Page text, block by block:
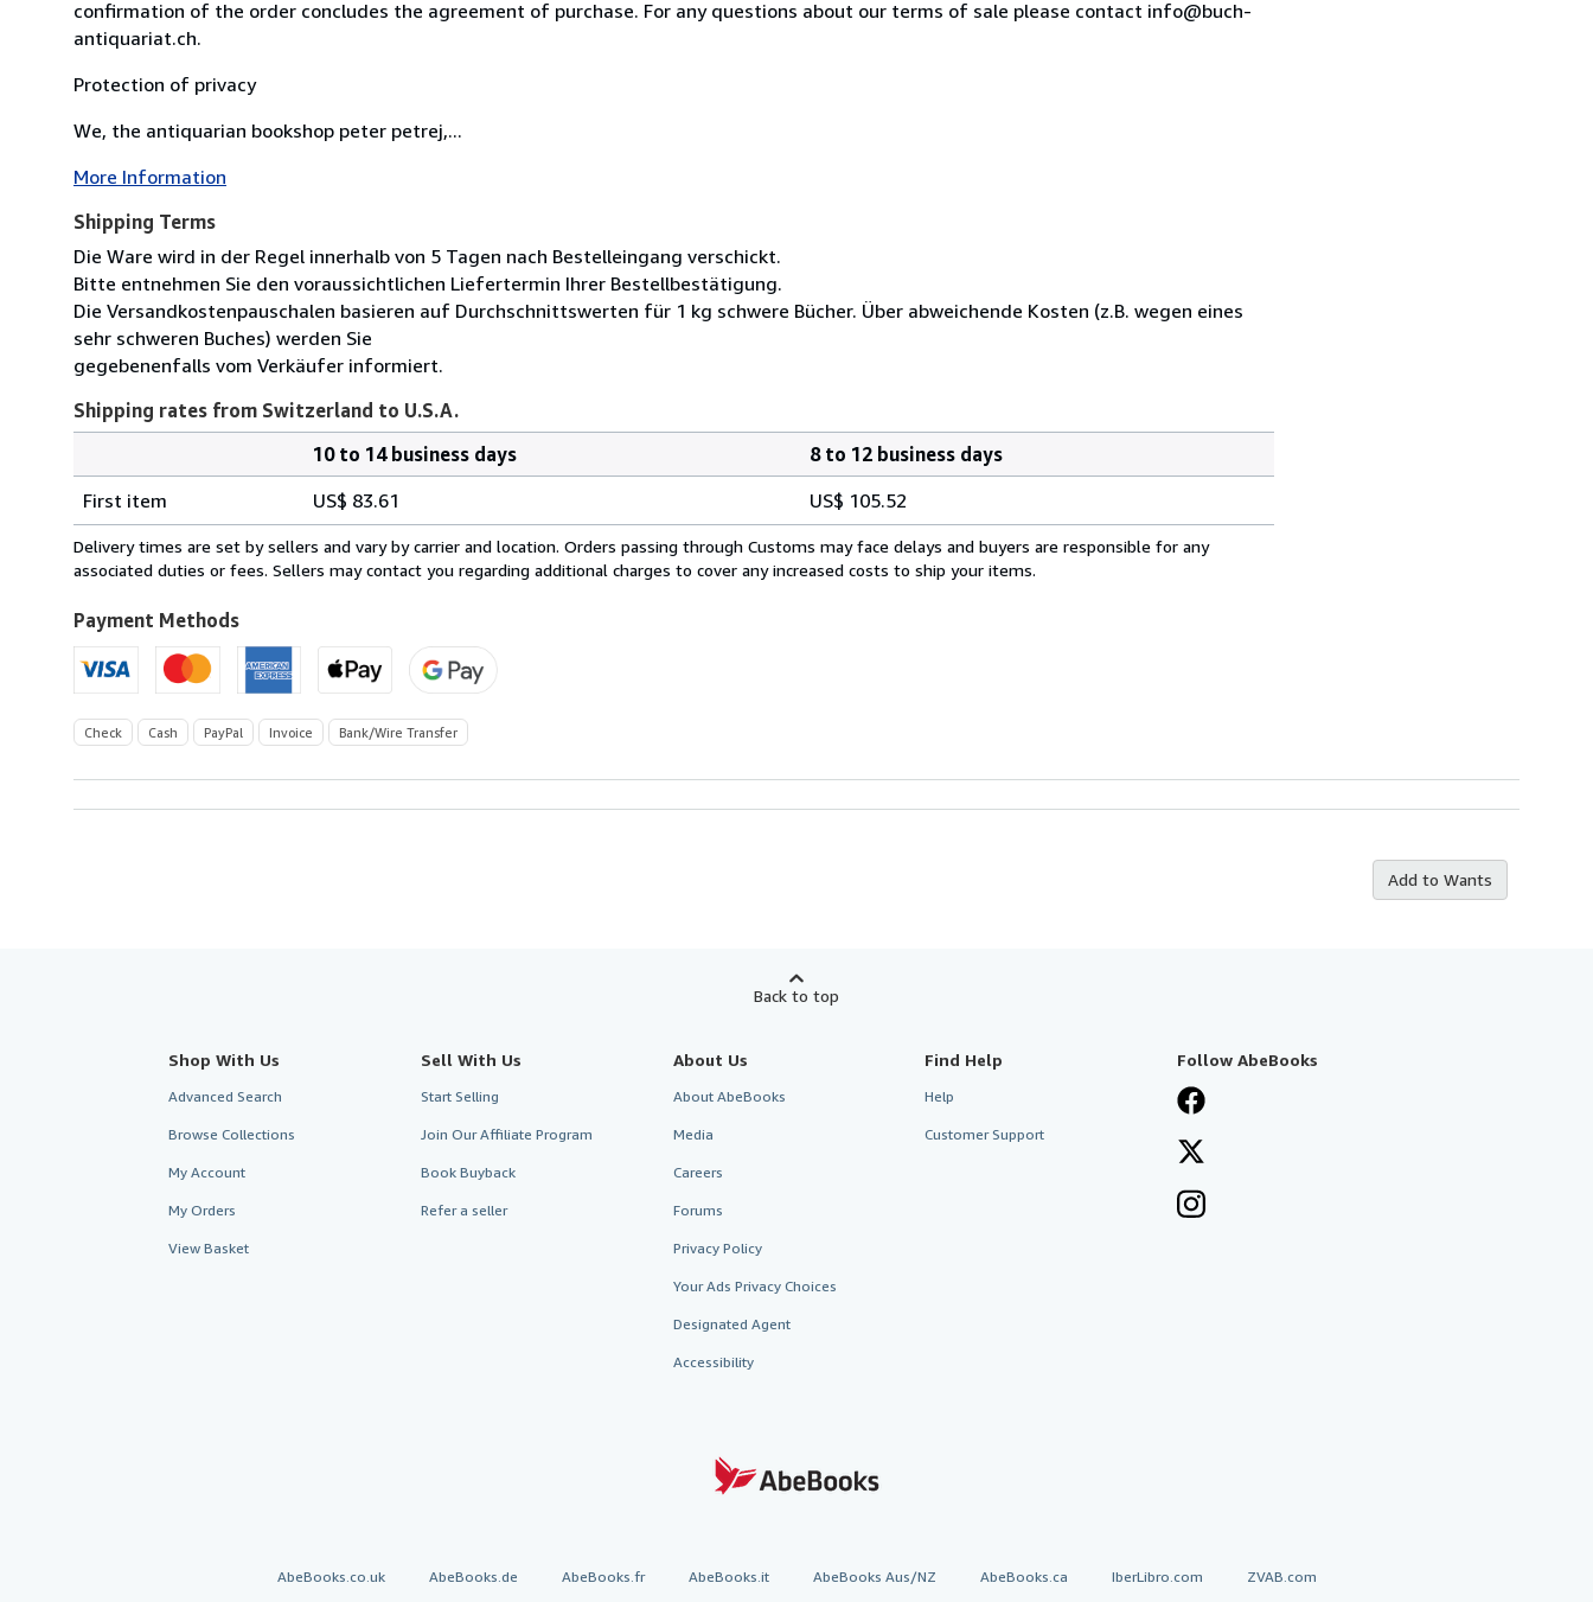
confirmation of the order concludes the agreement of purchase. For any questions about our terms of sale please contact info@buch-
antiquariat.ch.
Protection of privacy
We, the antiquarian bookshop peter petrej,...
More Information
Shipping Terms
Die Ware wird in der Regel innerhalb von 5 Tagen nach Bestelleingang verschickt.
Bitte entnehmen Sie den voraussichtlichen Liefertermin Ihrer Bestellbestätigung.
Die Versandkostenpauschalen basieren auf Durchschnittswerten für 1 kg schwere Bücher. Über abweichende Kosten (z.B. wegen eines
sehr schweren Buches) werden Sie
gegebenenfalls vom Verkäufer informiert.
Shipping rates from Switzerland to U.S.A.
rates
from
Switzerland
U.S.A.
10 to 14 business days
8 to 12 business days
First item
US$ 83.61 US$ 105.52
Delivery times are set by sellers and vary by carrier and location. Orders passing through Customs may face delays and buyers are responsible for any
associated duties or fees. Sellers may contact you regarding additional charges to cover any increased costs to ship your items.
Payment Methods
Check Cash PayPal Invoice Bank/Wire Transfer
Add to Wants
Back to top
Shop With Us
Advanced Search
Browse Collections
My Account
My Orders
View Basket
Sell With Us
Start Selling
Join Our Affiliate Program
Book Buyback
Refer a seller
About Us
About AbeBooks
Media
Careers
Forums
Privacy Policy
Your Ads Privacy Choices
Designated Agent
Accessibility
Find Help
Help
Customer Support
Follow AbeBooks
AbeBooks.co.uk AbeBooks.de AbeBooks.fr AbeBooks.it AbeBooks Aus/NZ AbeBooks.ca IberLibro.com ZVAB.com